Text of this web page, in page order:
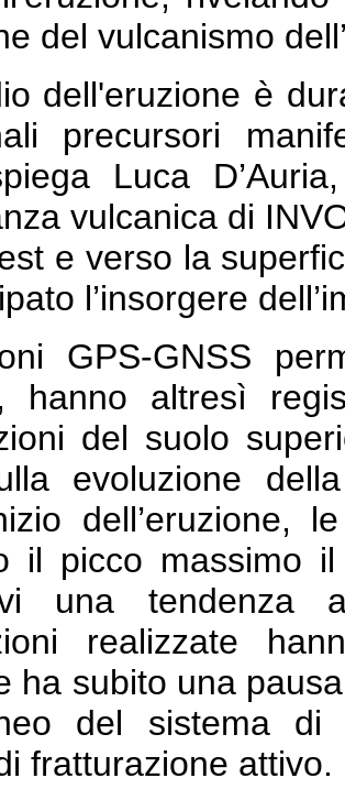
del vulcanismo
dell'eruzione è
precursori
Luca
vulcanica di
e verso la
l’insorgere
GPS-GNSS
hanno altresì
del suolo
evoluzione
dell’eruzione,
il picco massimo
una tendenza
realizzate
ha subito una
del sistema di
fratturazione attivo.